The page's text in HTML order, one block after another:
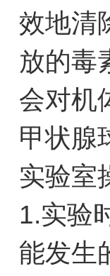
效地清
放的毒
会对机
甲状腺
实验室
1.实验
能发生